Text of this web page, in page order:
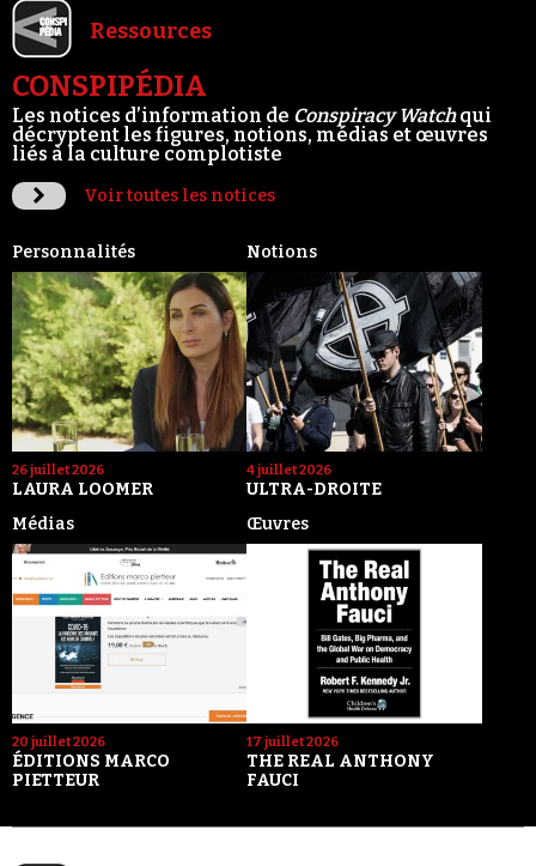
Ressources
CONSPIPÉDIA
Les notices d’information de Conspiracy Watchqui
décryptent les figures, notions, médias et œuvres
liés à la culture complotiste
Voir toutes les notices
Personnalités
26 juillet 2026
LAURA LOOMER
Notions
4 juillet 2026
ULTRA-DROITE
Médias
20 juillet 2026
ÉDITIONS MARCO
PIETTEUR
Œuvres
17 juillet 2026
THE REAL ANTHONY
FAUCI